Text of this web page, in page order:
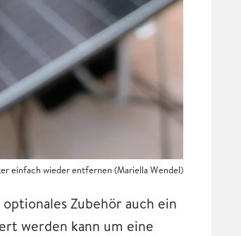
einfach wieder entfernen (Mariella Wendel)
Zubehör auch ein
werden kann um eine